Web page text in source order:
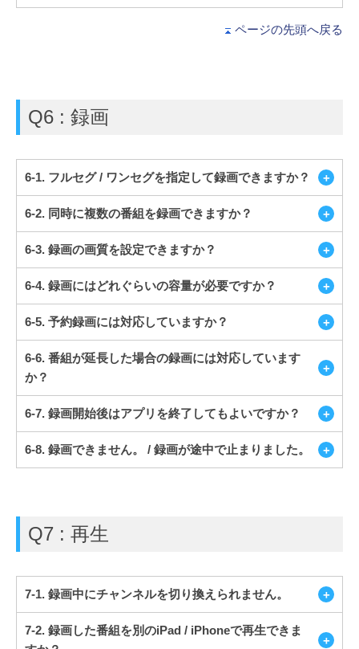
ページの先頭へ戻る
Q6 : 録画
6-1. フルセグ / ワンセグを指定して録画できますか？
6-2. 同時に複数の番組を録画できますか？
6-3. 録画の画質を設定できますか？
6-4. 録画にはどれぐらいの容量が必要ですか？
6-5. 予約録画には対応していますか？
6-6. 番組が延長した場合の録画には対応しています
か？
6-7. 録画開始後はアプリを終了してもよいですか？
6-8. 録画できません。 / 録画が途中で止まりました。
Q7 : 再生
7-1. 録画中にチャンネルを切り換えられません。
7-2. 録画した番組を別のiPad / iPhoneで再生できま